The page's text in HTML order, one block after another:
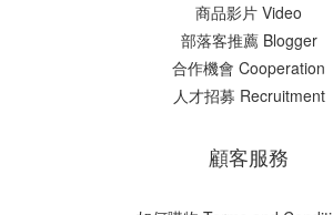
商品影片 Video
部落客推薦 Blogger
合作機會 Cooperation
人才招募 Recruitment
顧客服務